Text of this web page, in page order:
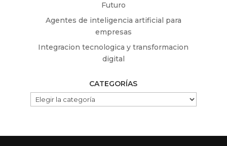
Futuro
Agentes de inteligencia artificial para
empresas
Integracion tecnologica y transformacion
digital
CATEGORÍAS
CATEGORÍAS